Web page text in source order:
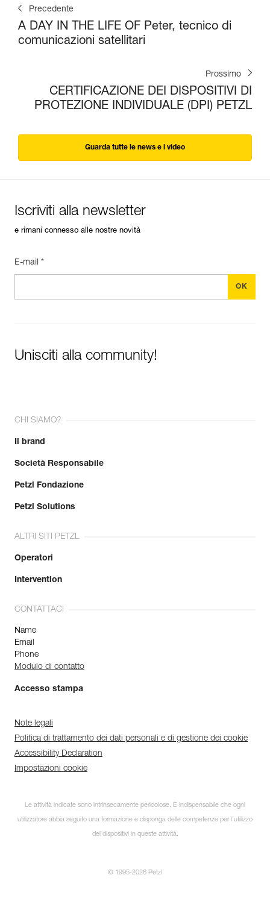
Precedente
A DAY IN THE LIFE OF Peter, tecnico di
comunicazioni satellitari
Prossimo
CERTIFICAZIONE DEI DISPOSITIVI DI
PROTEZIONE INDIVIDUALE (DPI) PETZL
Guarda tutte le news e i video
Iscriviti alla newsletter
e rimani connesso alle nostre novità
E-mail *
Unisciti alla community!
CHI SIAMO?
Il brand
Società Responsabile
Petzl Fondazione
Petzl Solutions
ALTRI SITI PETZL
Operatori
Intervention
CONTATTACI
Name
Email
Phone
Modulo di contatto
Accesso stampa
Note legali
Politica di trattamento dei dati personali e di gestione dei cookie
Accessibility Declaration
Impostazioni cookie
Le attività indicate sono intrinsecamente pericolose. È indispensabile che ogni
utilizzatore abbia seguito una formazione e disponga delle competenze per l’utilizzo
dei dispositivi in queste attività.
© 1995-2026 Petzl